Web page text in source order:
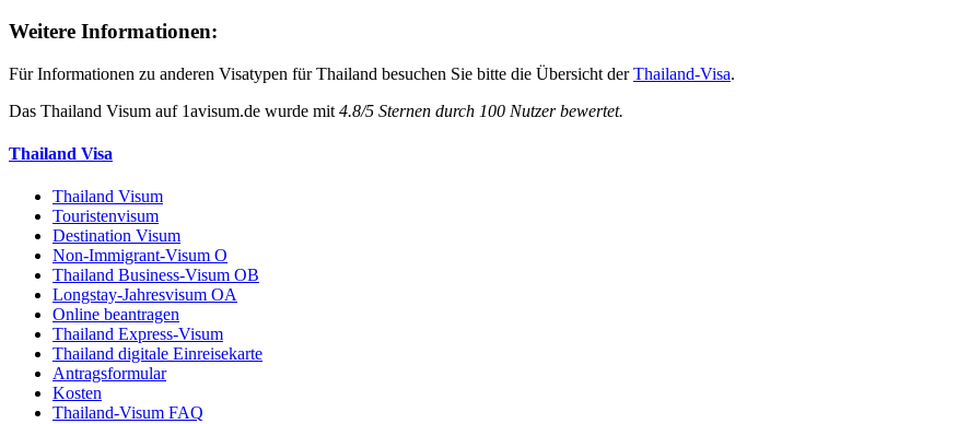
Weitere Informationen:
Für Informationen zu anderen Visatypen für Thailand besuchen Sie bitte die Übersicht derThailand-Visa.
Das Thailand Visum auf 1avisum.de wurde mit 4.8/5 Sternen durch 100 Nutzer bewertet.
Thailand Visa
Thailand Visum
Touristenvisum
Destination Visum
Non-Immigrant-Visum O
Thailand Business-Visum OB
Longstay-Jahresvisum OA
Online beantragen
Thailand Express-Visum
Thailand digitale Einreisekarte
Antragsformular
Kosten
Thailand-Visum FAQ